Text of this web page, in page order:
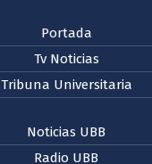
Portada
Tv Noticias
Tribuna Universitaria
Noticias UBB
Radio UBB